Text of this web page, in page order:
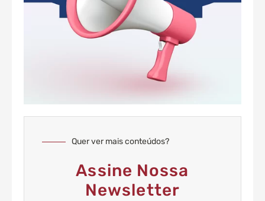
Quer ver mais conteúdos?
Assine Nossa
Newsletter